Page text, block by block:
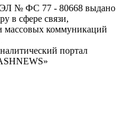
№ ФС 77 - 80668 выдано
в сфере связи,
массовых коммуникаций
портал